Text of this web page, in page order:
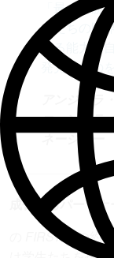
「最大の勝
分たちの限
やる能力を
発見するの
アンジェラ
コーンドラ
ネージャー
成長するパートナ
FIRSTへの約